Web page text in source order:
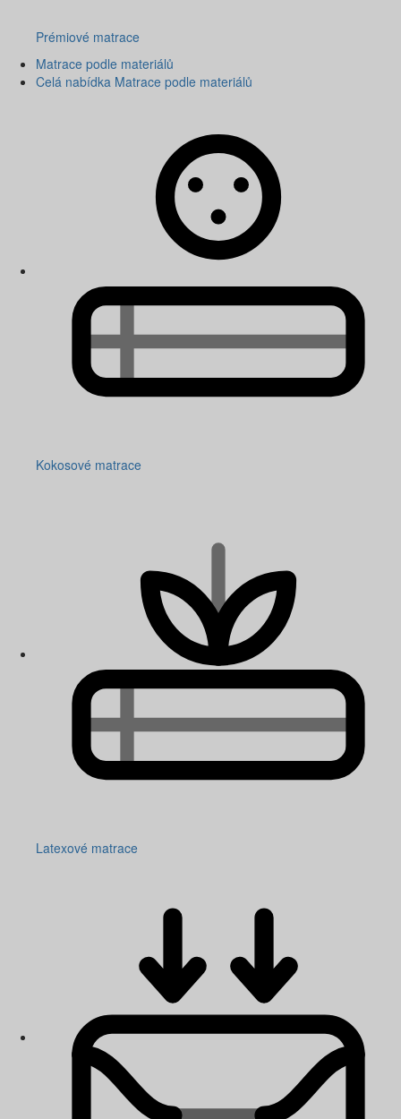
Prémiové matrace
Matrace podle materiálů
Celá nabídka Matrace podle materiálů
Kokosové matrace
Latexové matrace